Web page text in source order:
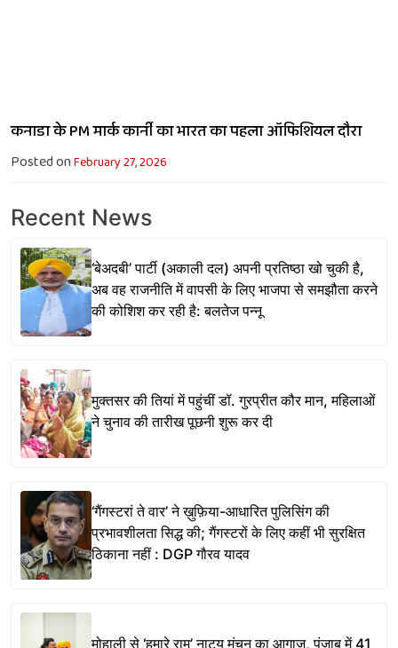
कनाडा के PM मार्क कार्नी का भारत का पहला ऑफिशियल दौरा
Posted onFebruary 27, 2026
Recent News
‘बेअदबी’ पार्टी (अकाली दल) अपनी प्रतिष्ठा खो चुकी है,
अब वह राजनीति में वापसी के लिए भाजपा से समझौता करने
की कोशिश कर रही है: बलतेज पन्नू
मुक्तसर की तियां में पहुंचीं डॉ. गुरप्रीत कौर मान, महिलाओं
ने चुनाव की तारीख पूछनी शुरू कर दी
‘गैंगस्टरां ते वार’ ने ख़ुफ़िया-आधारित पुलिसिंग की
प्रभावशीलता सिद्ध की; गैंगस्टरों के लिए कहीं भी सुरक्षित
ठिकाना नहीं : DGP गौरव यादव
मोहाली से ‘हमारे राम’ नाट्य मंचन का आगाज, पंजाब में 41